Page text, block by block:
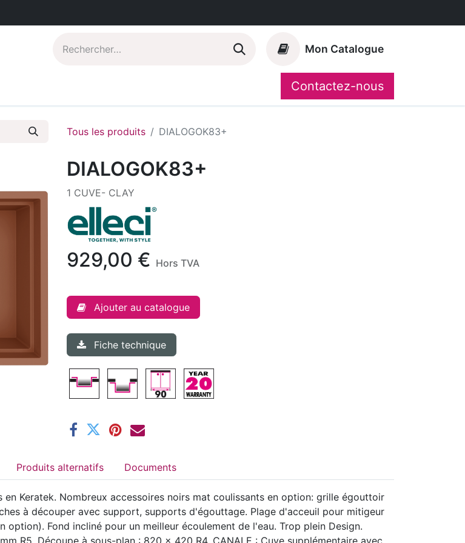
Mon Catalogue
CompoShop
Contactez-nous
Tous les produits DIALOGOK83+
DIALOGOK83+
1 CUVE- CLAY
929,00 € Hors TVA
Ajouter au catalogue
Fiche technique
Produits alternatifs Documents
Keratek. Nombreux accessoires noirs mat coulissants en option: grille égouttoir
à découper avec support, supports d'égouttage. Plage d'acceuil pour mitigeur
Fond incliné pour un meilleur écoulement de l'eau. Trop plein Design.
R5. Découpe à sous-plan : 820 x 420 R4. CANALE : Cuve supplémentaire avec